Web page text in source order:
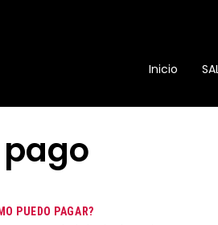
Inicio
PUEDO PAGAR?